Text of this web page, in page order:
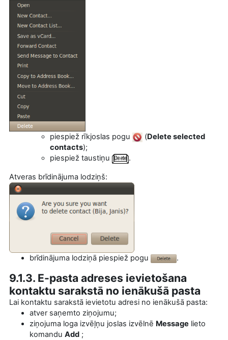
piespiež rīkjoslas pogu (Delete selected
contacts);
piespiež taustiņu
.
Atveras brīdinājuma lodziņš:
brīdinājuma lodziņā piespiež pogu .
9.1.3. E-pasta adreses ievietošana
kontaktu sarakstā no ienākušā pasta
Lai kontaktu sarakstā ievietotu adresi no ienākušā pasta:
atver saņemto ziņojumu;
ziņojuma loga izvēļņu joslas izvēlnē Message lieto
komandu Add ;